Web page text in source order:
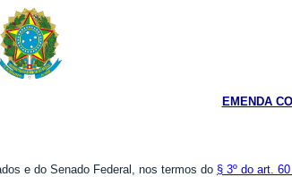
EMENDA
e do Senado Federal, nos termos do § 3º do art.